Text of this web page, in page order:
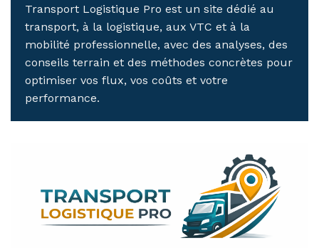
Transport Logistique Pro est un site dédié au
transport, à la logistique, aux VTC et à la
mobilité professionnelle, avec des analyses, des
conseils terrain et des méthodes concrètes pour
optimiser vos flux, vos coûts et votre
performance.